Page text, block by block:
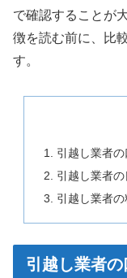
で確認することが
徴を読む前に、比
す。
引越し業者
引越し業者
引越し業者
引越し業者